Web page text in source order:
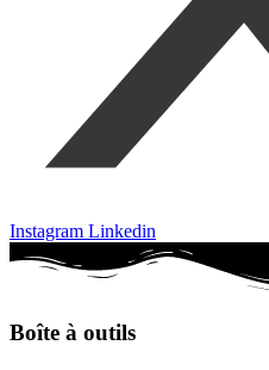
Instagram Linkedin
Boîte à outils